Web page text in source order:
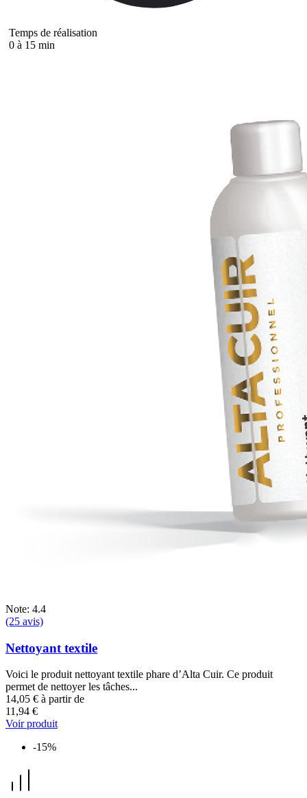
Temps de réalisation
0 à 15 min
Note: 4.4
(25 avis)
Nettoyant textile
Voici le produit nettoyant textile phare d’Alta Cuir. Ce produit
permet de nettoyer les tâches...
14,05 € à partir de
11,94 €
Voir produit
-15%